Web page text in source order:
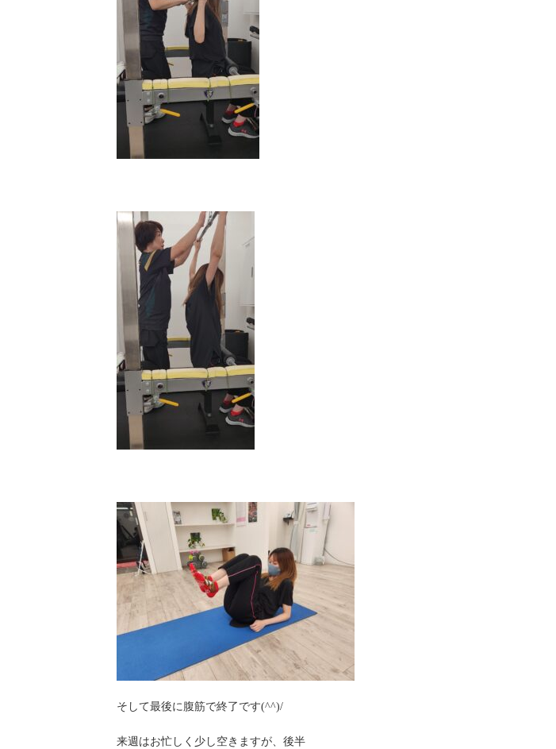
そして最後に腹筋で終了です(^^)/
来週はお忙しく少し空きますが、後半